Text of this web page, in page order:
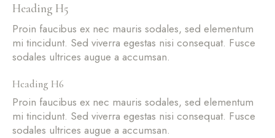
Heading H5
Proin faucibus ex nec mauris sodales, sed elementum
mi tincidunt. Sed viverra egestas nisi consequat. Fusce
sodales ultrices augue a accumsan.
Heading H6
Proin faucibus ex nec mauris sodales, sed elementum
mi tincidunt. Sed viverra egestas nisi consequat. Fusce
sodales ultrices augue a accumsan.